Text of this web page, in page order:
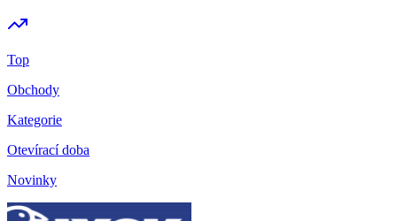
Top
Obchody
Kategorie
Otevírací doba
Novinky